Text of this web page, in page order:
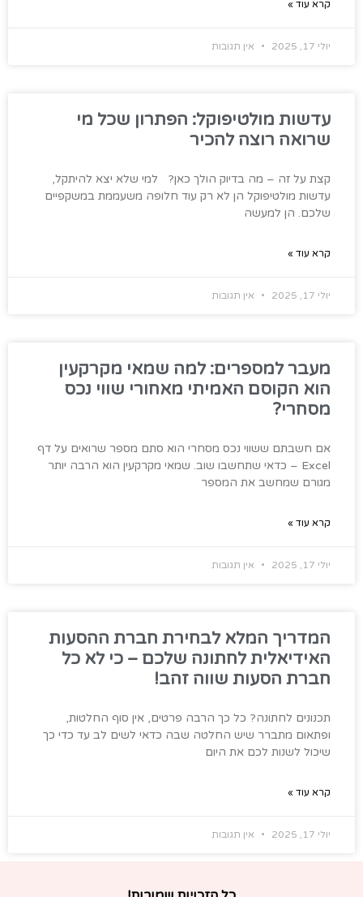
קרא עוד »
יולי 17, 2025 אין תגובות
עדשות מולטיפוקל: הפתרון שכל מי
שרואה רוצה להכיר
קצת על זה – מה בדיוק הולך כאן? למי שלא יצא להיתקל,
עדשות מולטיפוקל הן לא רק עוד חלופה משעממת במשקפיים
שלכם. הן למעשה
קרא עוד »
יולי 17, 2025 אין תגובות
מעבר למספרים: למה שמאי מקרקעין
הוא הקוסם האמיתי מאחורי שווי נכס
מסחרי?
אם חשבתם ששווי נכס מסחרי הוא סתם מספר שרואים על דף
Excel – כדאי שתחשבו שוב. שמאי מקרקעין הוא הרבה יותר
מגורם שמחשב את המספר
קרא עוד »
יולי 17, 2025 אין תגובות
המדריך המלא לבחירת חברת ההסעות
האידיאלית לחתונה שלכם – כי לא כל
חברת הסעות שווה זהב!
תכנונים לחתונה? כל כך הרבה פרטים, אין סוף החלטות,
ופתאום מתברר שיש החלטה שבה כדאי לשים לב עד כדי כך
שיכול לשנות לכם את היום
קרא עוד »
יולי 17, 2025 אין תגובות